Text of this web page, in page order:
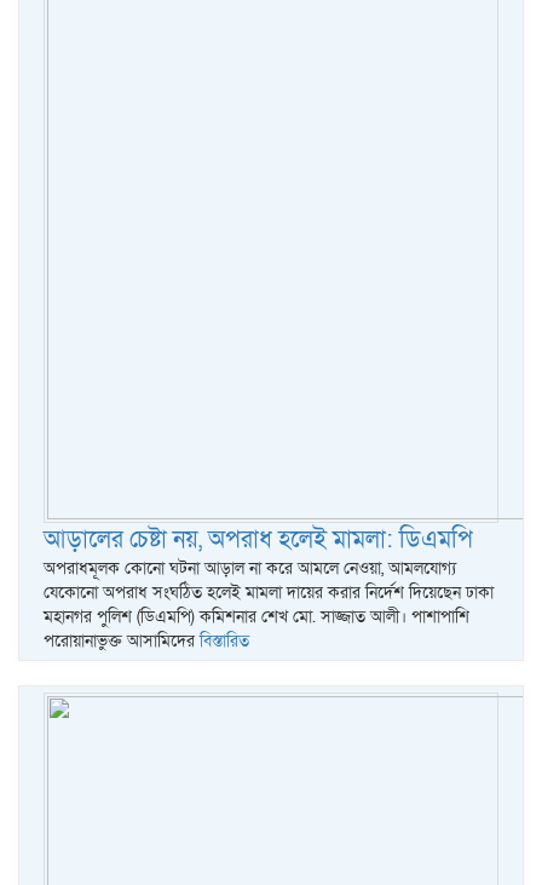
আড়ালের চেষ্টা নয়, অপরাধ হলেই মামলা: ডিএমপি
অপরাধমূলক কোনো ঘটনা আড়াল না করে আমলে নেওয়া, আমলযোগ্য
যেকোনো অপরাধ সংঘঠিত হলেই মামলা দায়ের করার নির্দেশ দিয়েছেন ঢাকা
মহানগর পুলিশ (ডিএমপি) কমিশনার শেখ মো. সাজ্জাত আলী। পাশাপাশি
পরোয়ানাভুক্ত আসামিদেরবিস্তারিত